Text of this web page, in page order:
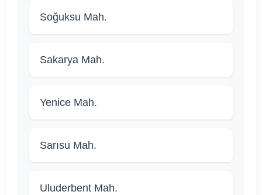
Soğuksu Mah.
Sakarya Mah.
Yenice Mah.
Sarısu Mah.
Uluderbent Mah.